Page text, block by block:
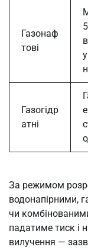
Газонаф
тові
Газогідр
атні
За режимом
водонапірними,
чи
падатиме тиск і
вилучення —